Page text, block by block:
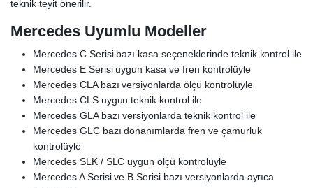
teknik teyit önerilir.
Mercedes Uyumlu Modeller
Mercedes C Serisi bazı kasa seçeneklerinde teknik kontrol ile
Mercedes E Serisi uygun kasa ve fren kontrolüyle
Mercedes CLA bazı versiyonlarda ölçü kontrolüyle
Mercedes CLS uygun teknik kontrol ile
Mercedes GLA bazı versiyonlarda teknik kontrol ile
Mercedes GLC bazı donanımlarda fren ve çamurluk
kontrolüyle
Mercedes SLK / SLC uygun ölçü kontrolüyle
Mercedes A Serisi ve B Serisi bazı versiyonlarda ayrıca